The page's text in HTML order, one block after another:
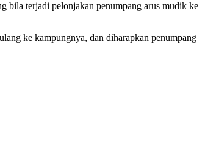
bila terjadi pelonjakan penumpang arus mudik ke
ke kampungnya, dan diharapkan penumpang